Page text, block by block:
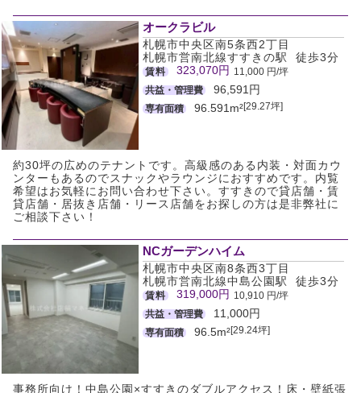
オークラビル
札幌市中央区南5条西2丁目
札幌市営南北線すすきの駅 徒歩3分
賃料 323,070円 11,000 円/坪
共益・管理費
96,591円
専有面積 96.591m²[29.27坪]
約30坪の広めのテナントです。高級感のある内装・対面カウ
ンターもあるのでスナックやラウンジにおすすめです。内覧
希望はお気軽にお問い合わせ下さい。すすきので貸店舗・賃
貸店舗・居抜き店舗・リース店舗をお探しの方は是非弊社に
ご相談下さい！
NCガーデンハイム
札幌市中央区南8条西3丁目
札幌市営南北線中島公園駅 徒歩3分
賃料 319,000円 10,910 円/坪
共益・管理費
11,000円
専有面積 96.5m²[29.24坪]
事務所向け！中島公園×すすきのダブルアクセス！床・壁紙張